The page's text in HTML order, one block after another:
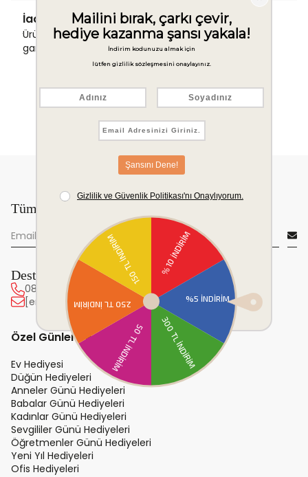
İade & Değişim Garantisi
Ürünlerinizde sorunsuz iade ve değişim
garantisi.
Tüm yeniliklerden önce sen haberdar ol!
Destek Hattı
0850 222 20 63
[email protected]
Özel Günler ve Hediye
Ev Hediyesi
Düğün Hediyeleri
Anneler Günü Hediyeleri
Babalar Günü Hediyeleri
Kadınlar Günü Hediyeleri
Sevgililer Günü Hediyeleri
Öğretmenler Günü Hediyeleri
Yeni Yıl Hediyeleri
Ofis Hediyeleri